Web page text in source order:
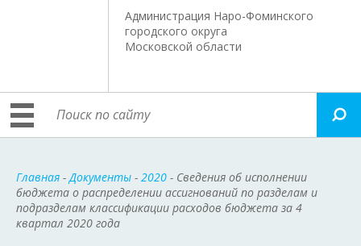
Администрация Наро-Фоминского
городского округа
Московской области
Главная -Документы - 2020 - Сведения об исполнении
бюджета о распределении ассигнований по разделам и
подразделам классификации расходов бюджета за 4
квартал 2020 года